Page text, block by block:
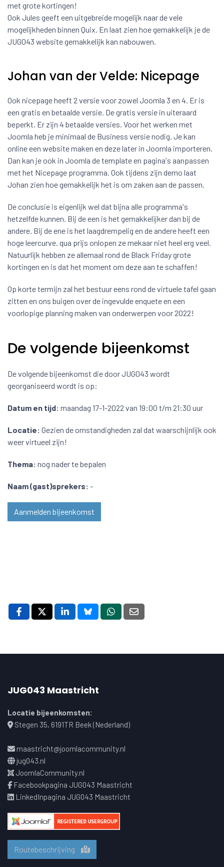
met grote kortingen!
Ook Jules geeft een uitgebreide mogelijk naar de vele
mogelijkheden binnen Quix. En laat zien hoe gemakkelijk je de
JUG043 website gemakkelijk kan nabouwen.
Johan van der Velde: Nicepage
Ook nicepage heeft 2 versie voor zowel Joomla 3 en 4. Er is
een gratis en betaalde versie. De gratis versie in uiteraard
beperkt. Er zijn 4 betaalde versies. Voor het werken met
Joomla heb je minimaal de Business versie nodig. Je kan
online een website maken en deze later in Joomla importeren.
Dan kan je ook in Joomla de template en pagina's aanpassen
met het Nicepage programma. Ook tijdens zijn demo laat
Johan zien hoe gemakkelijk het is om zaken aan de passen.
De conclusie is eigenlijk wel dat bijna alle programma's
hetzelfde kunnen. Bij de een is het gemakkelijker dan bij de
andere. Bij de ene is het laagdrempelig en de andere heeft een
hoge leercurve. qua prijs onlopen ze mekaar niet heel erg veel.
Natuurlijk hebben ze allemaal rond de Black Friday grote
kortingen en is dat het moment om deze aan te schaffen!
Op korte termijn zal het bestuur eens rond de virtuele tafel gaan
zitten en ons buigen over de ingevulde enquete en een
voorlopige planning maken van onderwerpen voor 2022!
De volgende bijeenkomst
De volgende bijeenkomst die door JUG043 wordt
georganiseerd wordt is op:
Datum en tijd: maandag 17-1-2022 van 19:00 t/m 21:30 uur
Locatie: Gezien de omstandigheden zal dat waarschijnlijk ook
weer virtueel zijn!
Thema: nog nader te bepalen
Naam (gast)sprekers: -
Aanmelden bijeenkomst
JUG043 Maastricht
Locatie bijeenkomsten:
Stegen 35, 6191TR Beek (Nederland)
maastricht@joomlacommunity.nl
jug043.nl
JoomlaCommunity.nl
Facebookpagina JUG043 Maastricht
LinkedInpagina JUG043 Maastricht
Routebeschrijving